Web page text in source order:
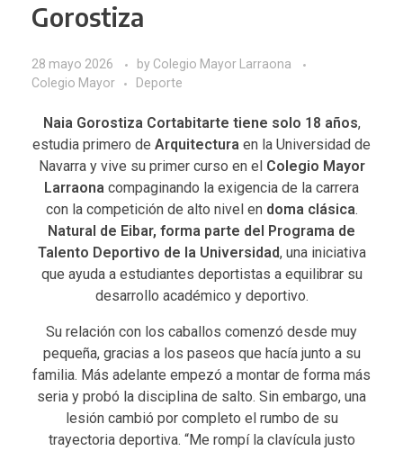
Gorostiza
28 mayo 2026 by Colegio Mayor Larraona
Colegio Mayor
Deporte
Naia Gorostiza Cortabitarte tiene solo 18 años,
estudia primero de Arquitectura en la Universidad de
Navarra y vive su primer curso en el Colegio Mayor
Larraona compaginando la exigencia de la carrera
con la competición de alto nivel en doma clásica.
Natural de Eibar, forma parte del Programa de
Talento Deportivo de la Universidad, una iniciativa
que ayuda a estudiantes deportistas a equilibrar su
desarrollo académico y deportivo.
Su relación con los caballos comenzó desde muy
pequeña, gracias a los paseos que hacía junto a su
familia. Más adelante empezó a montar de forma más
seria y probó la disciplina de salto. Sin embargo, una
lesión cambió por completo el rumbo de su
trayectoria deportiva. “Me rompí la clavícula justo